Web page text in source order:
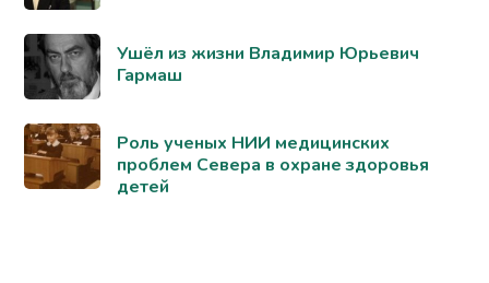
Ушёл из жизни Владимир Юрьевич
Гармаш
Роль ученых НИИ медицинских
проблем Севера в охране здоровья
детей